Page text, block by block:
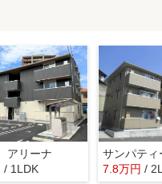
アリーナ
/ 1LDK
サンパティ
7.8万円 /